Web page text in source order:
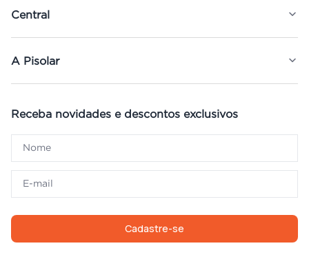
Central
A Pisolar
Receba novidades e descontos exclusivos
Cadastre-se